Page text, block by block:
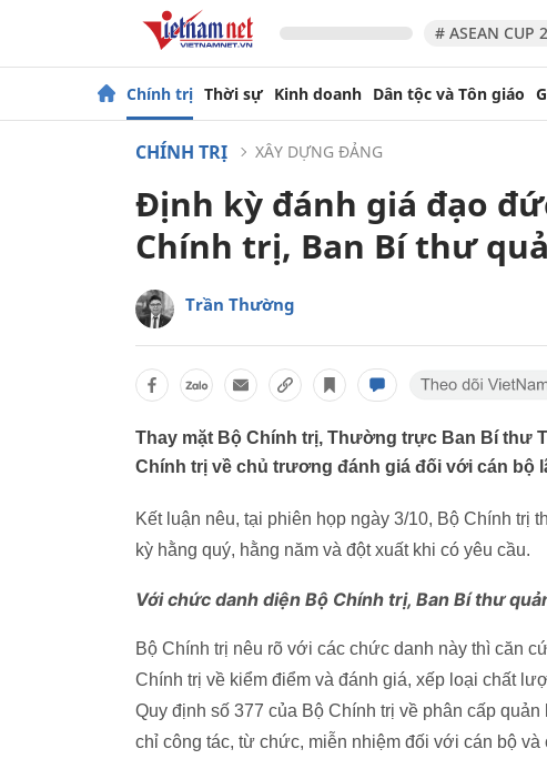
# ASEAN CUP
Chính trị Thời sự Kinh doanh Dân tộc và Tôn giáo
CHÍNH TRỊ XÂY DỰNG ĐẢNG
Định kỳ đánh giá đạo
Chính trị, Ban Bí thư
Trần Thường
Thay mặt Bộ Chính trị, Thường trực Ban Bí thư
Chính trị về chủ trương đánh giá đối với cán bộ
Kết luận nêu, tại phiên họp ngày 3/10, Bộ Chính trị
kỳ hằng quý, hằng năm và đột xuất khi có yêu cầu.
Với chức danh diện Bộ Chính trị, Ban Bí thư
Bộ Chính trị nêu rõ với các chức danh này thì căn
Chính trị về kiểm điểm và đánh giá, xếp loại chất
Quy định số 377 của Bộ Chính trị về phân cấp
chỉ công tác, từ chức, miễn nhiệm đối với cán bộ và